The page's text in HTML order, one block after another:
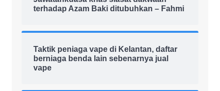
terhadap Azam Baki ditubuhkan – Fahmi
Taktik peniaga vape di Kelantan, daftar
berniaga benda lain sebenarnya jual
vape